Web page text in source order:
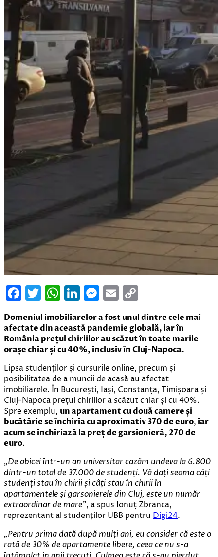
Facebook
Twitter
WhatsApp
LinkedIn
Messenger
Email
Link
Domeniul imobiliarelor a fost unul dintre cele mai
afectate din această pandemie globală, iar în
România prețul chiriilor au scăzut în toate marile
orașe chiar și cu 40%, inclusiv în Cluj-Napoca.
Lipsa studenților și cursurile online, precum și
posibilitatea de a muncii de acasă au afectat
imobiliarele. În București, Iași, Constanța, Timișoara și
Cluj-Napoca prețul chiriilor a scăzut chiar și cu 40%.
Spre exemplu, un apartament cu două camere și
bucătărie se închiria cu aproximativ 370 de euro, iar
acum se închiriază la preț de garsionieră, 270 de
euro.
„De obicei într-un an universitar cazăm undeva la 6.800
dintr-un total de 37.000 de studenți. Vă dați seama câți
studenți stau în chirii și câți stau în chirii în
apartamentele și garsonierele din Cluj, este un număr
extraordinar de mare”, a spus Ionuț Zbranca,
reprezentant al studenților UBB pentru Digi24.
„Pentru prima dată după mulți ani, eu consider că este o
rată de 30% de apartamente libere, ceea ce nu s-a